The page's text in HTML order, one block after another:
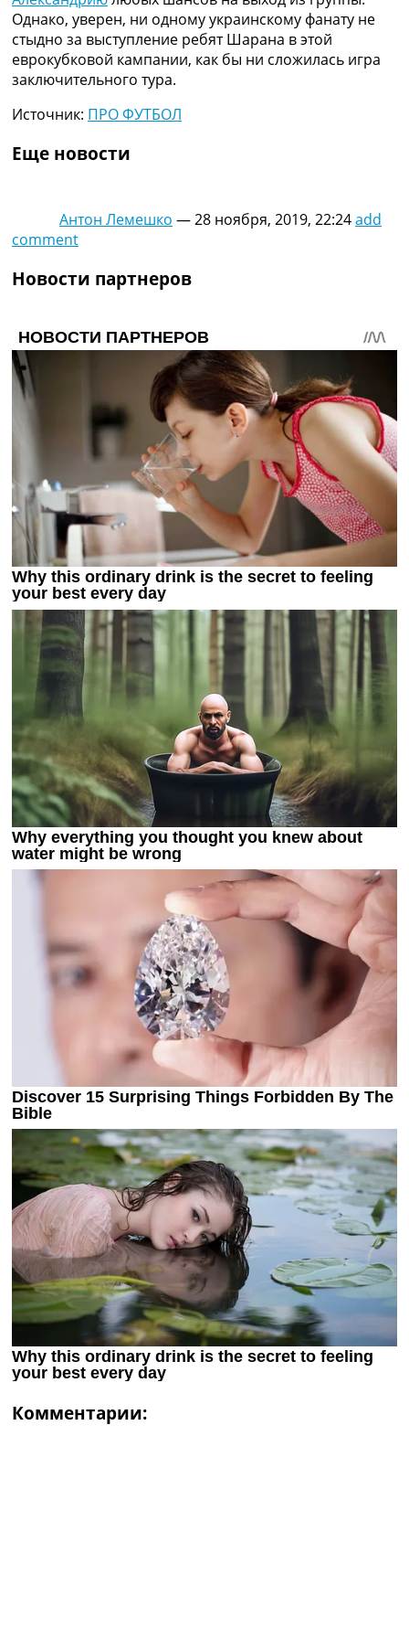
Однако, уверен, ни одному украинскому фанату не
стыдно за выступление ребят Шарана в этой
еврокубковой кампании, как бы ни сложилась игра
заключительного тура.
Источник: ПРО ФУТБОЛ
Еще новости
Антон Лемешко —28 ноября, 2019, 22:24add
comment
Новости партнеров
Комментарии: